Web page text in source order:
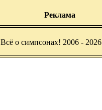
Реклама
Всё о симпсонах! 2006 - 2026